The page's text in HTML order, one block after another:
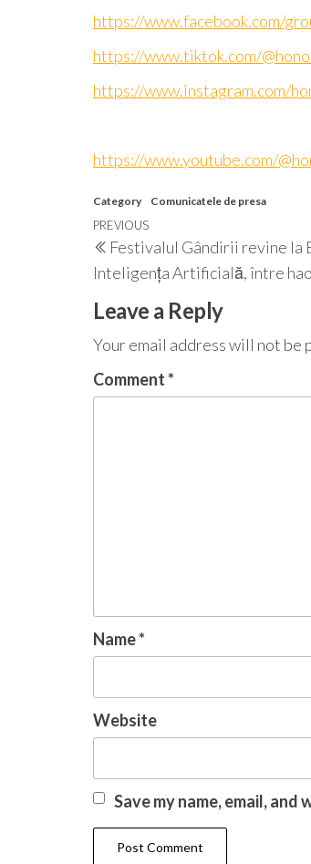
https://www.facebook.com/
https://www.tiktok.com/
https://www.instagram.com/
https://www.youtube.com/
Category Comunicatele de presa
Post
navigation
Previous
Post
PREVIOUS
Festivalul Gândirii revine la
Inteligența Artificială, între
Leave a Reply
Your email address will not be
Comment*
Name*
Website
Save my name, email,